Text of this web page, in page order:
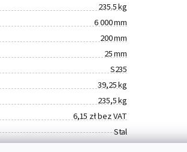
235.5 kg
6 000 mm
200 mm
25 mm
S235
39,25 kg
235,5 kg
6,15 zł bez VAT
Stal